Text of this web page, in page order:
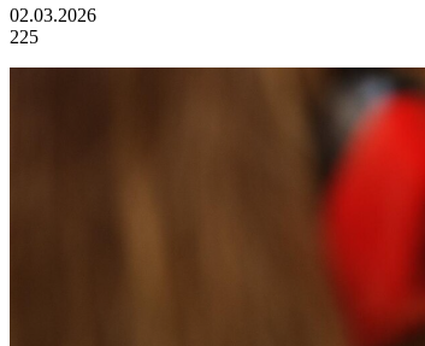
02.03.2026
225